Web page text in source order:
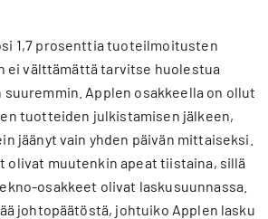
1,7 prosenttia tuoteilmoitusten
ei välttämättä tarvitse huolestua
Applen osakkeella on ollut
tuotteiden julkistamisen jälkeen,
jäänyt vain yhden päivän mittaiseksi.
olivat muutenkin apeat tiistaina, sillä
osakkeet olivat laskusuunnassa.
johtopäätöstä, johtuiko Applen lasku